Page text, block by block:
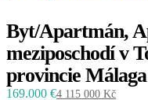
Byt/Apartmán,
meziposchodí v
provincie Málaga
169.000 €4 115 000 Kč